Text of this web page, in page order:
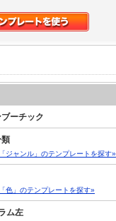
ーチック
ジャンル」のテンプレートを探す»
色」のテンプレートを探す»
ム左